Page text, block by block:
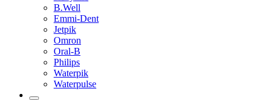
B.Well
Emmi-Dent
Jetpik
Omron
Oral-B
Philips
Waterpik
Waterpulse